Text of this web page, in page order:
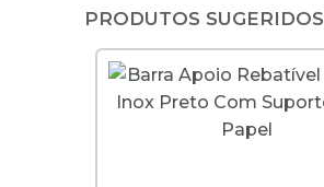
PRODUTOS SUGERIDOS